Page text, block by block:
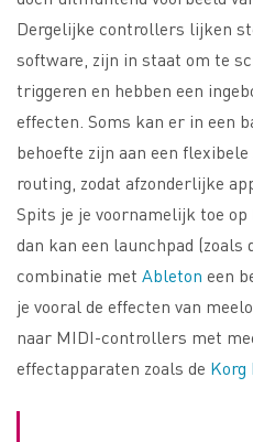
Dergelijke controllers lijken
software, zijn in staat om te
triggeren en hebben een
effecten. Soms kan er in een
behoefte zijn aan een
routing, zodat afzonderlijke
Spits je je voornamelijk toe
dan kan een launchpad (zoals
combinatie met Ableton een
je vooral de effecten van
naar MIDI-controllers met
effectapparaten zoals de Korg